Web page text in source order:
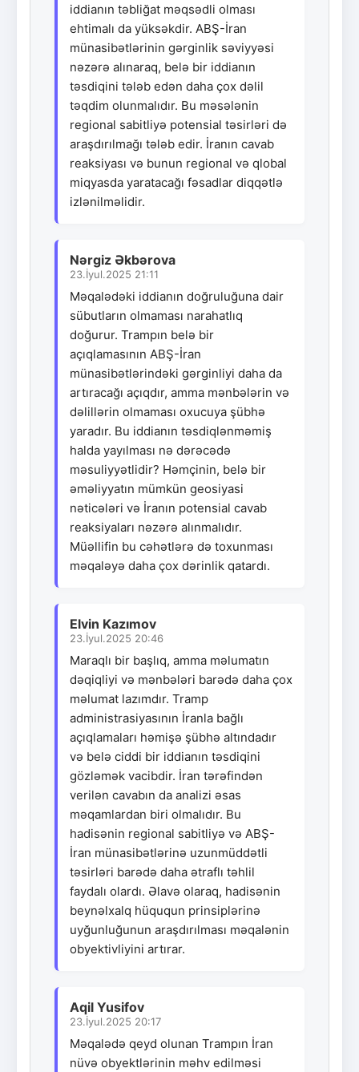
iddianın təbliğat məqsədli olması
ehtimalı da yüksəkdir. ABŞ-İran
münasibətlərinin gərginlik səviyyəsi
nəzərə alınaraq, belə bir iddianın
təsdiqini tələb edən daha çox dəlil
təqdim olunmalıdır. Bu məsələnin
regional sabitliyə potensial təsirləri də
araşdırılmağı tələb edir. İranın cavab
reaksiyası və bunun regional və qlobal
miqyasda yaratacağı fəsadlar diqqətlə
izlənilməlidir.
Nərgiz Əkbərova
23.İyul.2025 21:11
Məqalədəki iddianın doğruluğuna dair
sübutların olmaması narahatlıq
doğurur. Trampın belə bir
açıqlamasının ABŞ-İran
münasibətlərindəki gərginliyi daha da
artıracağı açıqdır, amma mənbələrin və
dəlillərin olmaması oxucuya şübhə
yaradır. Bu iddianın təsdiqlənməmiş
halda yayılması nə dərəcədə
məsuliyyətlidir? Həmçinin, belə bir
əməliyyatın mümkün geosiyasi
nəticələri və İranın potensial cavab
reaksiyaları nəzərə alınmalıdır.
Müəllifin bu cəhətlərə də toxunması
məqaləyə daha çox dərinlik qatardı.
Elvin Kazımov
23.İyul.2025 20:46
Maraqlı bir başlıq, amma məlumatın
dəqiqliyi və mənbələri barədə daha çox
məlumat lazımdır. Tramp
administrasiyasının İranla bağlı
açıqlamaları həmişə şübhə altındadır
və belə ciddi bir iddianın təsdiqini
gözləmək vacibdir. İran tərəfindən
verilən cavabın da analizi əsas
məqamlardan biri olmalıdır. Bu
hadisənin regional sabitliyə və ABŞ-
İran münasibətlərinə uzunmüddətli
təsirləri barədə daha ətraflı təhlil
faydalı olardı. Əlavə olaraq, hadisənin
beynəlxalq hüququn prinsiplərinə
uyğunluğunun araşdırılması məqalənin
obyektivliyini artırar.
Aqil Yusifov
23.İyul.2025 20:17
Məqalədə qeyd olunan Trampın İran
nüvə obyektlərinin məhv edilməsi